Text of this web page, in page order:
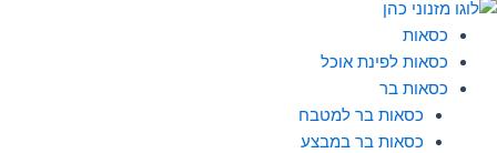
כסאות
כסאות לפינת אוכל
כסאות בר
כסאות בר למטבח
כסאות בר במבצע